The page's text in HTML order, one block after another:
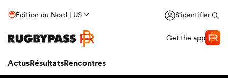
Édition du Nord | US S'identifier
Get the app
ActusRésultatsRencontres